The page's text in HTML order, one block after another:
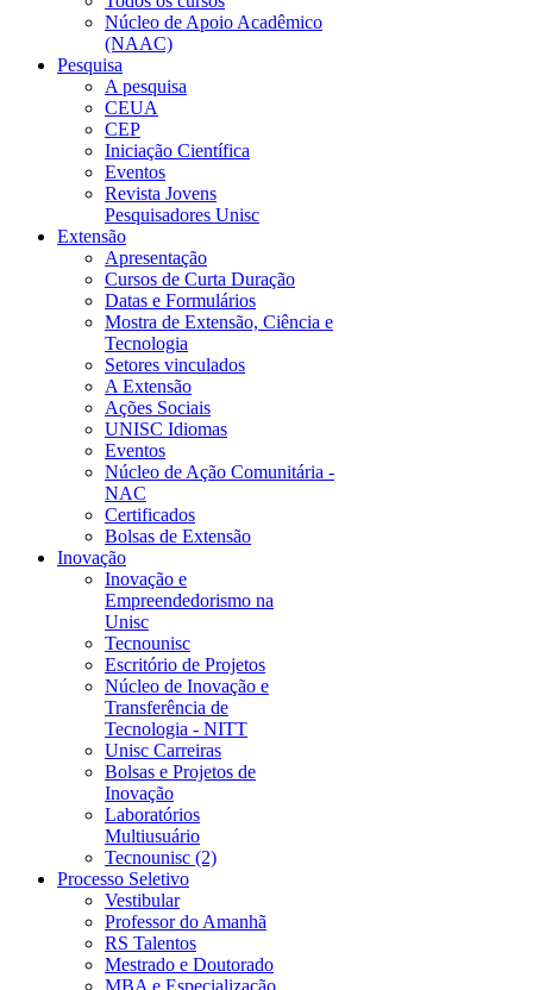
Núcleo de Apoio Acadêmico
(NAAC)
Pesquisa
A pesquisa
CEUA
CEP
Iniciação Científica
Eventos
Revista Jovens
Pesquisadores Unisc
Extensão
Apresentação
Cursos de Curta Duração
Datas e Formulários
Mostra de Extensão, Ciência e
Tecnologia
Setores vinculados
A Extensão
Ações Sociais
UNISC Idiomas
Eventos
Núcleo de Ação Comunitária -
NAC
Certificados
Bolsas de Extensão
Inovação
Inovação e
Empreendedorismo na
Unisc
Tecnounisc
Escritório de Projetos
Núcleo de Inovação e
Transferência de
Tecnologia - NITT
Unisc Carreiras
Bolsas e Projetos de
Inovação
Laboratórios
Multiusuário
Tecnounisc (2)
Processo Seletivo
Vestibular
Professor do Amanhã
RS Talentos
Mestrado e Doutorado
MBA e Especialização